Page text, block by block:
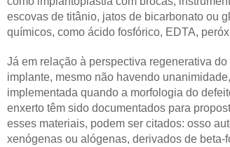
escovas de titânio, jatos de bicarbonato ou
químicos, como ácido fosfórico, EDTA,
Já em relação à perspectiva regenerativa
implante, mesmo não havendo
implementada quando a morfologia do
enxerto têm sido documentados para
esses materiais, podem ser citados: osso
xenógenas ou alógenas, derivados de